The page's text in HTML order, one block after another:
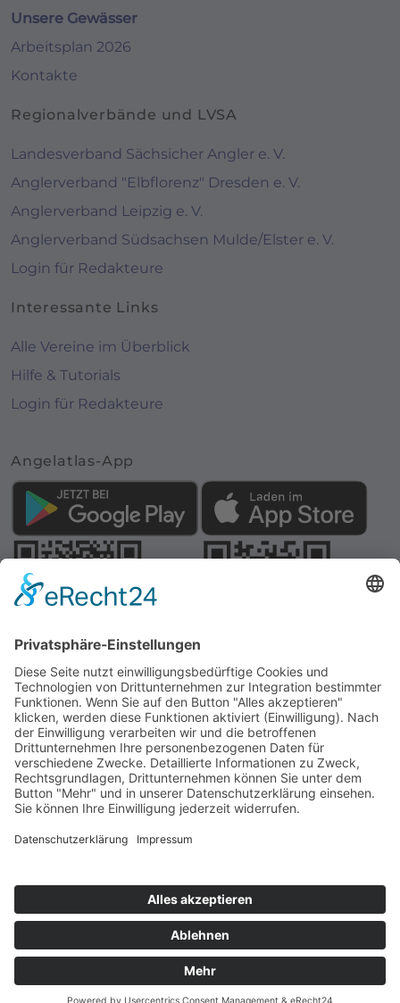
Unsere Gewässer
Arbeitsplan 2026
Kontakte
Regionalverbände und LVSA
Landesverband Sächsicher Angler e. V.
Anglerverband "Elbflorenz" Dresden e. V.
Anglerverband Leipzig e. V.
Anglerverband Südsachsen Mulde/Elster e. V.
Login für Redakteure
Interessante Links
Alle Vereine im Überblick
Hilfe & Tutorials
Login für Redakteure
Angelatlas-App
Webseite:Angelatlas Sachsen
@ Landesverband Sächsischer Angler e. V.
Kontakte
Impressum
Datenschutz
erstellt von TYPO3 CMS